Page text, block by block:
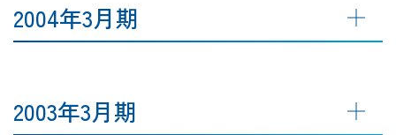
2004年3月期
2003年3月期